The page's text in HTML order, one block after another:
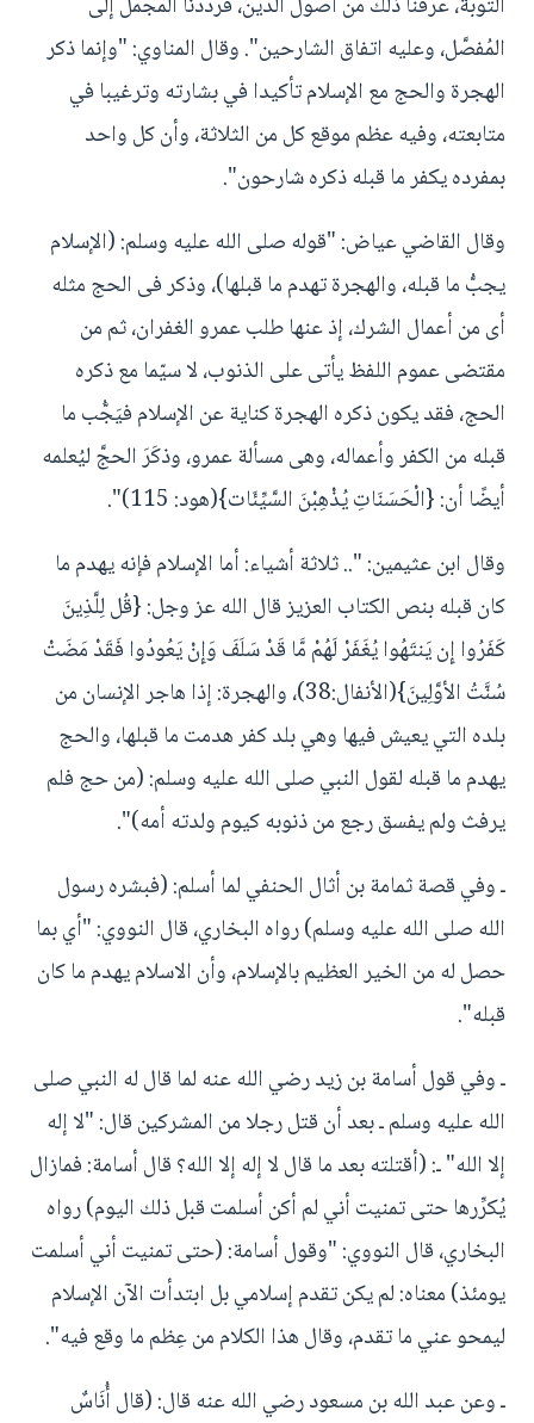
المُفصَّل، وعليه اتفاق الشارحين". وقال المناوي: "وإنما ذكر
الهجرة والحج مع الإسلام تأكيدا في بشارته وترغيبا في
متابعته، وفيه عظم موقع كل من الثلاثة، وأن كل واحد
بمفرده يكفر ما قبله ذكره شارحون".
وقال القاضي عياض: "قوله صلى الله عليه وسلم: (الإسلام
يجبُّ ما قبله، والهجرة تهدم ما قبلها)، وذكر فى الحج مثله
أى من أعمال الشرك، إذ عنها طلب عمرو الغفران، ثم من
مقتضى عموم اللفظ يأتى على الذنوب، لا سيّما مع ذكره
الحج، فقد يكون ذكره الهجرة كناية عن الإسلام فيَجُّب ما
قبله من الكفر وأعماله، وهى مسألة عمرو، وذكَرَ الحجَّ ليُعلمه
أيضًا أن: {الْحَسَنَاتِ يُذْهِبْنَ السَّيِّئَات}(هود: 115)".
وقال ابن عثيمين: ".. ثلاثة أشياء: أما الإسلام فإنه يهدم ما
كان قبله بنص الكتاب العزيز قال الله عز وجل: {قُل لِلَّذِينَ
كَفَرُوا إِن يَنتَهُوا يُغَفَرْ لَهُمْ مَّا قَدْ سَلَفَ وَإِنْ يَعُودُوا فَقَدْ مَضَتْ
سُنَّتُ الأوَّلِينَ}(الأنفال:38)، والهجرة: إذا هاجر الإنسان من
بلده التي يعيش فيها وهي بلد كفر هدمت ما قبلها، والحج
يهدم ما قبله لقول النبي صلى الله عليه وسلم: (من حج فلم
يرفث ولم يفسق رجع من ذنوبه كيوم ولدته أمه)".
ـ وفي قصة ثمامة بن أثال الحنفي لما أسلم: (فبشره رسول
الله صلى الله عليه وسلم) رواه البخاري، قال النووي: "أي بما
حصل له من الخير العظيم بالإسلام، وأن الاسلام يهدم ما كان
قبله".
ـ وفي قول أسامة بن زيد رضي الله عنه لما قال له النبي صلى
الله عليه وسلم ـ بعد أن قتل رجلا من المشركين قال: "لا إله
إلا الله" ـ: (أقتلته بعد ما قال لا إله إلا الله؟ قال أسامة: فمازال
يُكرِّرها حتى تمنيت أني لم أكن أسلمت قبل ذلك اليوم) رواه
البخاري، قال النووي: "وقول أسامة: (حتى تمنيت أني أسلمت
يومئذ) معناه: لم يكن تقدم إسلامي بل ابتدأت الآن الإسلام
ليمحو عني ما تقدم، وقال هذا الكلام من عِظم ما وقع فيه".
ـ وعن عبد الله بن مسعود رضي الله عنه قال: (قال أُنَاسٌ